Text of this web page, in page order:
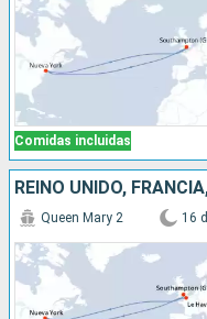
Comidas incluidas
Queen Mary 2 16 d